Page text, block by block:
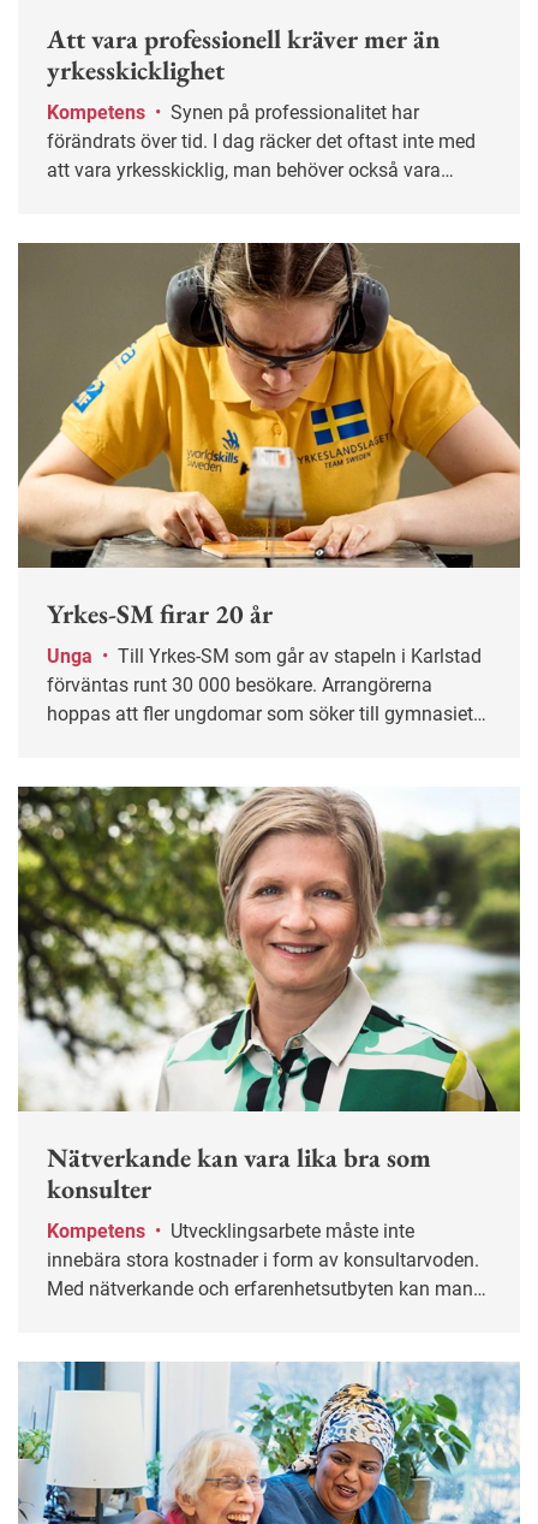
Att vara professionell kräver mer än
yrkesskicklighet
Kompetens •
förändrats över tid. I dag räcker det oftast inte med
att vara yrkesskicklig, man behöver också vara
Yrkes-SM firar 20 år
Unga •
förväntas runt 30 000 besökare. Arrangörerna
hoppas att fler ungdomar som söker till gymnasiet
Slättman, ansvarig för tävlingen.
Nätverkande kan vara lika bra som
konsulter
Kompetens •
innebära stora kostnader i form av konsultarvoden.
Med nätverkande och erfarenhetsutbyten kan man